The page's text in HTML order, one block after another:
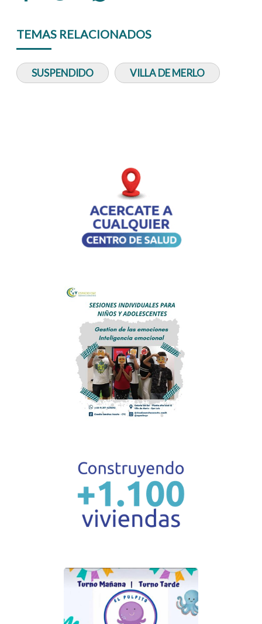
TEMAS RELACIONADOS
SUSPENDIDO VILLA DE MERLO